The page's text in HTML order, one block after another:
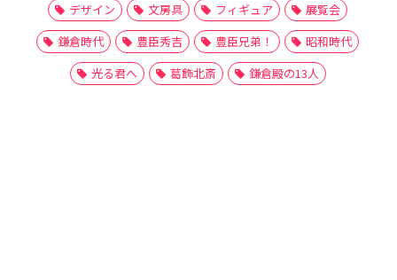
デザイン
文房具 フィギュア
展覧会
鎌倉時代
豊臣秀吉 豊臣兄弟！
昭和時代
光る君へ
葛飾北斎 鎌倉殿の13人